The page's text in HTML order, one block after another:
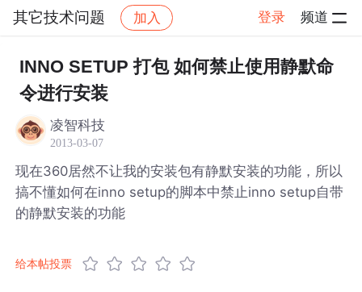
其它技术问题 加入 登录 频道
社区 其它技术问题 帖子详情
INNO SETUP 打包 如何禁止使用静默命
令进行安装
凌智科技
2013-03-07
现在360居然不让我的安装包有静默安装的功能，所以
搞不懂如何在inno setup的脚本中禁止inno setup自带
的静默安装的功能
给本帖投票